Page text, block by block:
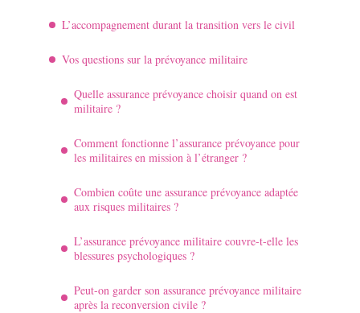
L’accompagnement durant la transition vers le civil
Vos questions sur la prévoyance militaire
Quelle assurance prévoyance choisir quand on est
militaire ?
Comment fonctionne l’assurance prévoyance pour
les militaires en mission à l’étranger ?
Combien coûte une assurance prévoyance adaptée
aux risques militaires ?
L’assurance prévoyance militaire couvre-t-elle les
blessures psychologiques ?
Peut-on garder son assurance prévoyance militaire
après la reconversion civile ?